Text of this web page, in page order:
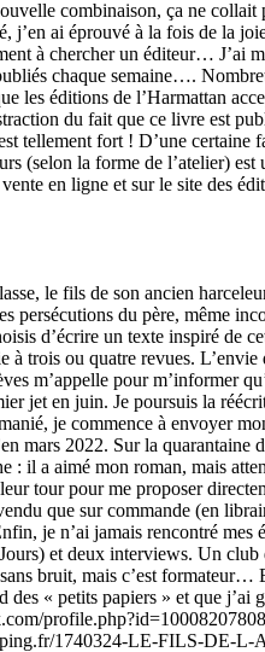
combinaison, ça ne collait
ai éprouvé à la fois de la
à chercher un éditeur… J’ai
chaque semaine….
les éditions de l’Harmattan
du fait que ce livre est
tellement fort ! D’une certaine
(selon la forme de l’atelier)
en ligne et sur le site des
le fils de son ancien
persécutions du père, même
d’écrire un texte inspiré de
trois ou quatre revues.
m’appelle pour m’informer
jet en juin. Je poursuis la
je commence à envoyer
mars 2022. Sur la quarantaine
il a aimé mon roman, mais
tour pour me proposer
que sur commande (en
je n’ai jamais rencontré mes
et deux interviews. Un club
bruit, mais c’est
« petits papiers » et que j’ai
1740324-LE-FILS-